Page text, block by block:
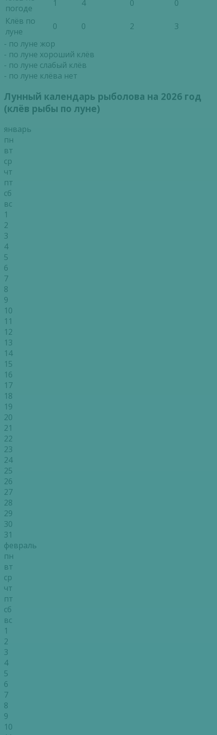
погоде
1 4 0
0
Клёв по
луне
0 0 2
3
- по луне жор
- по луне хороший клёв
- по луне слабый клёв
- по луне клёва нет
Лунный календарь рыболова на 2026 год
(клёв рыбы по луне)
январь
пн
вт
ср
чт
пт
сб
вс
1
2
3
4
5
6
7
8
9
10
11
12
13
14
15
16
17
18
19
20
21
22
23
24
25
26
27
28
29
30
31
февраль
пн
вт
ср
чт
пт
сб
вс
1
2
3
4
5
6
7
8
9
10